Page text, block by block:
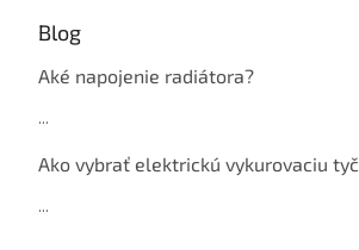
Blog
Aké napojenie radiátora?
...
Ako vybrať elektrickú vykurovaciu tyč
...